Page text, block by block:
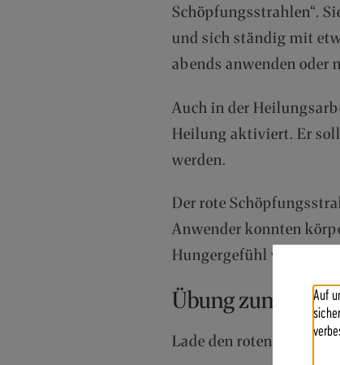
Auf
Schöpfungsstrahlen“.
und sich ständig mit
abends anwenden oder
Auch in der
Heilung aktiviert. Er
werden.
Der rote
Anwender konnten
Hungergefühl
Übung zum
Lade den roten